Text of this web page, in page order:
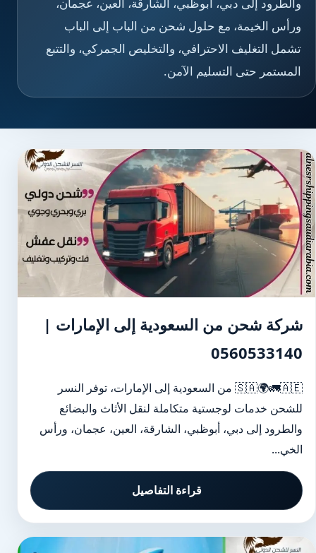
ورأس الخيمة، مع حلول شحن من الباب إلى الباب
تشمل التغليف الاحترافي، والتخليص الجمركي، والتتبع
المستمر حتى التسليم الآمن.
شركة شحن من السعودية إلى الإمارات |
0560533140
🇸🇦🌍🚛🇦🇪 من السعودية إلى الإمارات، توفر النسر
للشحن خدمات لوجستية متكاملة لنقل الأثاث والبضائع
والطرود إلى دبي، أبوظبي، الشارقة، العين، عجمان، ورأس
الخي...
قراءة التفاصيل